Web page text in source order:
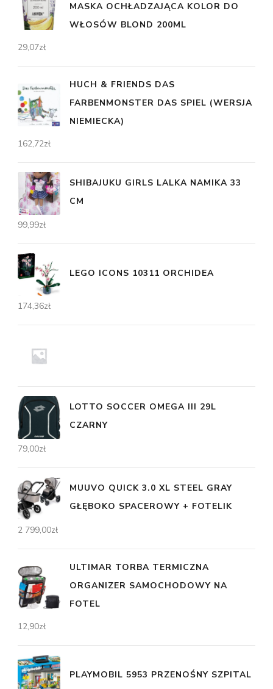
MASKA OCHŁADZAJĄCA KOLOR DO
WŁOSÓW BLOND 200ML
29,07zł
HUCH & FRIENDS DAS
FARBENMONSTER DAS SPIEL (WERSJA
NIEMIECKA)
162,72zł
SHIBAJUKU GIRLS LALKA NAMIKA 33
CM
99,99zł
LEGO ICONS 10311 ORCHIDEA
174,36zł
LOTTO SOCCER OMEGA III 29L
CZARNY
79,00zł
MUUVO QUICK 3.0 XL STEEL GRAY
GŁĘBOKO SPACEROWY + FOTELIK
2 799,00zł
ULTIMAR TORBA TERMICZNA
ORGANIZER SAMOCHODOWY NA
FOTEL
12,90zł
PLAYMOBIL 5953 PRZENOŚNY SZPITAL